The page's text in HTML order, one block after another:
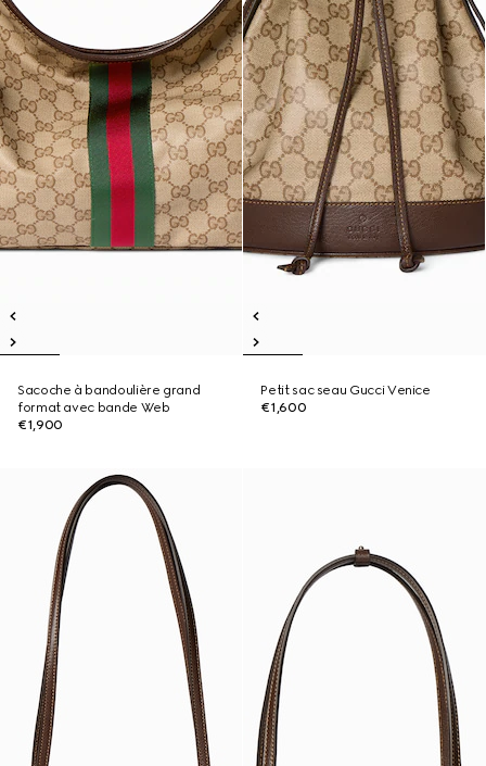
Sacoche à bandoulière grand
format avec bande Web
€1,900
Petit sac seau Gucci Venice
€1,600